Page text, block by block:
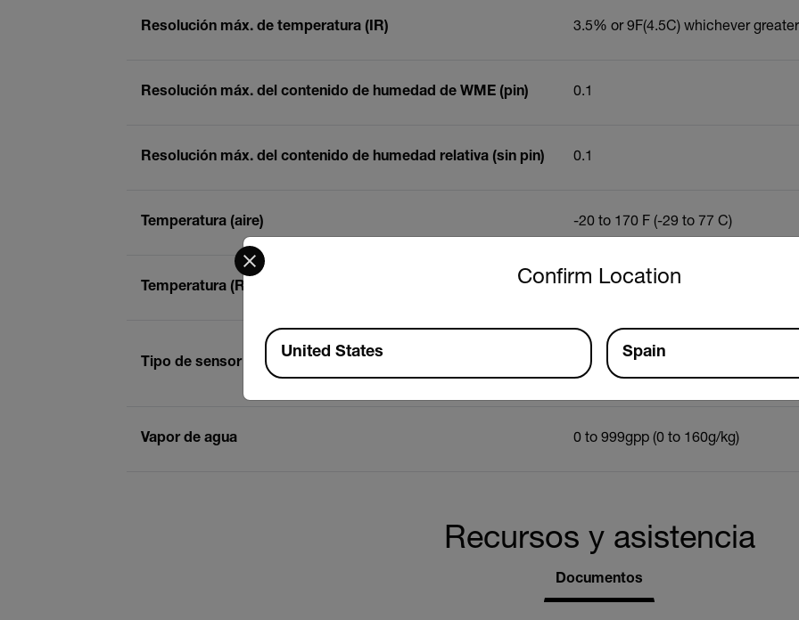
Resolución máx. de temperatura (IR) 3.5% or9F(4.5C) whichever greater
Resolución máx. del contenido de humedad de WME (pin) 0.1
Resolución máx. del contenido de humedad relativa (sin pin) 0.1
Temperatura (aire) -20 to 170 F (-29 to 77 C)
Temperatura (RTD) 0.1 F/C
Tipo de sensor
Replaceable threaded contact
sensor pad
Vapor de agua 0 to 999gpp (0 to 160g/kg)
Recursos y asistencia
Documentos
Confirm Location
Select your preferred country and language from the options below to access the
Available Locations
United States Spain